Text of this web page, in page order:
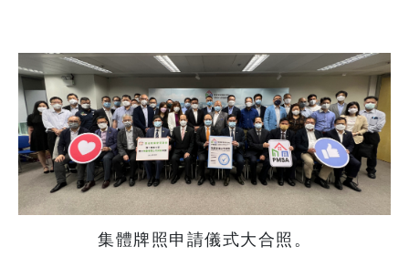
集體牌照申請儀式大合照。